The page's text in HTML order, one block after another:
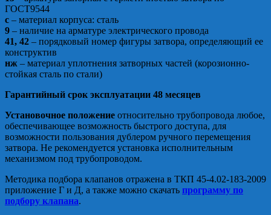
ГОСТ9544
с – материал корпуса: сталь
9 – наличие на арматуре электрического провода
41, 42 – порядковый номер фигуры затвора, определяющий ее
конструктив
нж – материал уплотнения затворных частей (корозионно-
стойкая сталь по стали)
Гарантийный срок эксплуатации 48 месяцев
Установочное положение относительно трубопровода любое,
обеспечивающее возможность быстрого доступа, для
возможности пользования дублером ручного перемещения
затвора. Не рекомендуется установка исполнительным
механизмом под трубопроводом.
Методика подбора клапанов отражена в ТКП 45-4.02-183-2009
приложение Г и Д, а также можно скачать программу по
подбору клапана.